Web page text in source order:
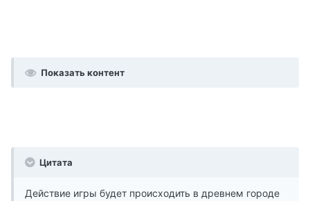
Показать контент
Цитата
Действие игры будет происходить в древнем городе